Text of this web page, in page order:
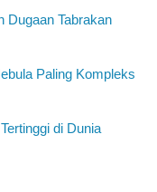
Dugaan Tabrakan
Paling Kompleks
di Dunia